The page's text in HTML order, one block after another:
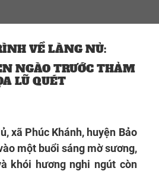
VỀ LÀNG NỦ:
NGÀO TRƯỚC THẢM
LŨ QUÉT
xã Phúc Khánh, huyện Bảo
một buổi sáng mờ sương,
khói hương nghi ngút còn